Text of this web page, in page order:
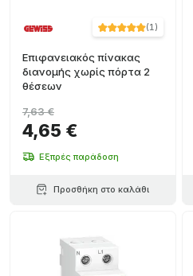
(1)
Επιφανειακός πίνακας
διανομής χωρίς πόρτα 2
θέσεων
4,65 €
7,63 €
Εξπρές παράδοση
Προσθήκη στο καλάθι